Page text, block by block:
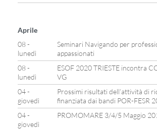
Aprile
08 -
lunedì
Seminari Navigando per
appassionati
08 -
lunedì
ESOF 2020 TRIESTE incontra
VG
04 -
giovedì
Prossimi risultati dell’attività di
finanziata dai bandi POR-FESR
04 -
giovedì
PROMOMARE 3/4/5 Maggio